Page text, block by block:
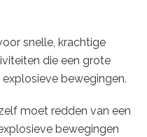
snelle, krachtige
die een grote
bewegingen.
moet redden van een
bewegingen